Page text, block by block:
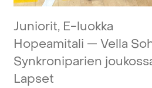
Juniorit, E-luokka
Hopeamitali — Vella
Synkroniparien
Lapset